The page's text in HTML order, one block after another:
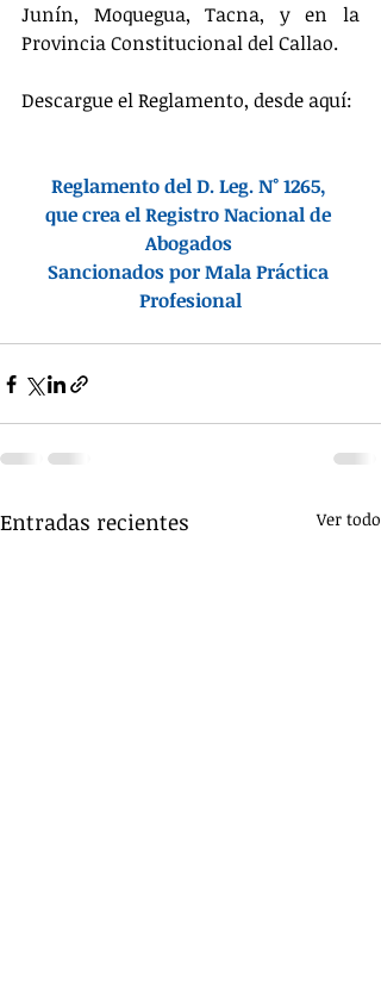
Junín, Moquegua, Tacna, y en la
Provincia Constitucional del Callao.
Descargue el Reglamento, desde aquí:
Reglamento del D. Leg. N° 1265,
que crea el Registro Nacional de
Abogados
Sancionados por Mala Práctica
Profesional
Entradas recientes Ver todo